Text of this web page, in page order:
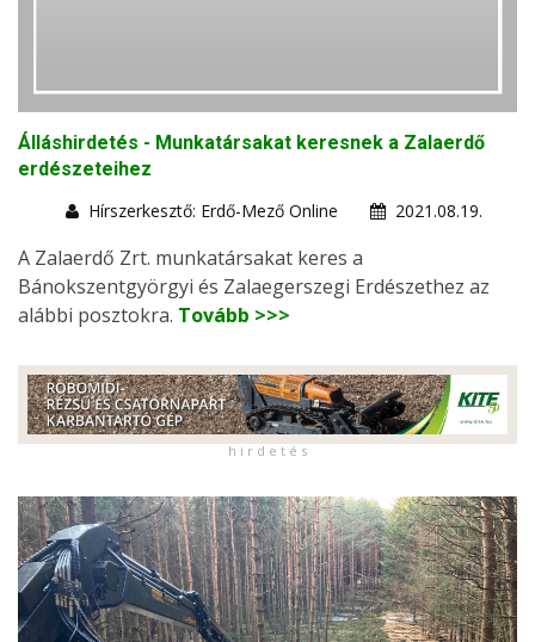
Álláshirdetés - Munkatársakat keresnek a Zalaerdő
erdészeteihez
Hírszerkesztő: Erdő-Mező Online
2021.08.19.
A Zalaerdő Zrt. munkatársakat keres a
Bánokszentgyörgyi és Zalaegerszegi Erdészethez az
alábbi posztokra. Tovább >>>
h i r d e t é s